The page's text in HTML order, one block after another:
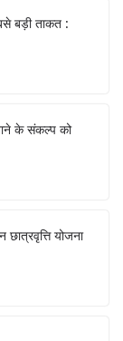
बड़ी ताकत :
के संकल्प को
योजना